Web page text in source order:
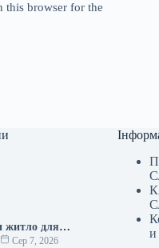
this browser for the
житло для
ціною
Сер 7, 2026
и